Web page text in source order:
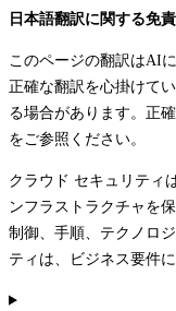
日本語翻訳に関する免
このページの翻訳はAI
正確な翻訳を心掛けて
る場合があります。正
をご参照ください。
クラウド セキュリティ
ンフラストラクチャを
制御、手順、テクノロ
ティは、ビジネス要件